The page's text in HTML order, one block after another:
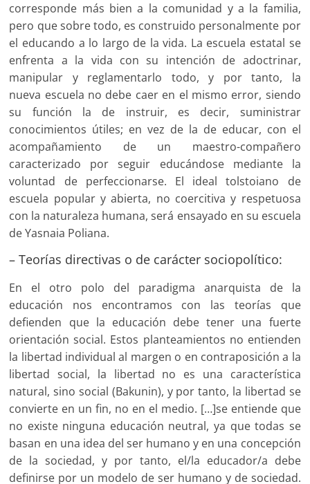
corresponde más bien a la comunidad y a la familia,
pero que sobre todo, es construido personalmente por
el educando a lo largo de la vida. La escuela estatal se
enfrenta a la vida con su intención de adoctrinar,
manipular y reglamentarlo todo, y por tanto, la
nueva escuela no debe caer en el mismo error, siendo
su función la de instruir, es decir, suministrar
conocimientos útiles; en vez de la de educar, con el
acompañamiento de un maestro-compañero
caracterizado por seguir educándose mediante la
voluntad de perfeccionarse. El ideal tolstoiano de
escuela popular y abierta, no coercitiva y respetuosa
con la naturaleza humana, será ensayado en su escuela
de Yasnaia Poliana.
– Teorías directivas o de carácter sociopolítico:
En el otro polo del paradigma anarquista de la
educación nos encontramos con las teorías que
defienden que la educación debe tener una fuerte
orientación social. Estos planteamientos no entienden
la libertad individual al margen o en contraposición a la
libertad social, la libertad no es una característica
natural, sino social (Bakunin), y por tanto, la libertad se
convierte en un fin, no en el medio. […]se entiende que
no existe ninguna educación neutral, ya que todas se
basan en una idea del ser humano y en una concepción
de la sociedad, y por tanto, el/la educador/a debe
definirse por un modelo de ser humano y de sociedad.